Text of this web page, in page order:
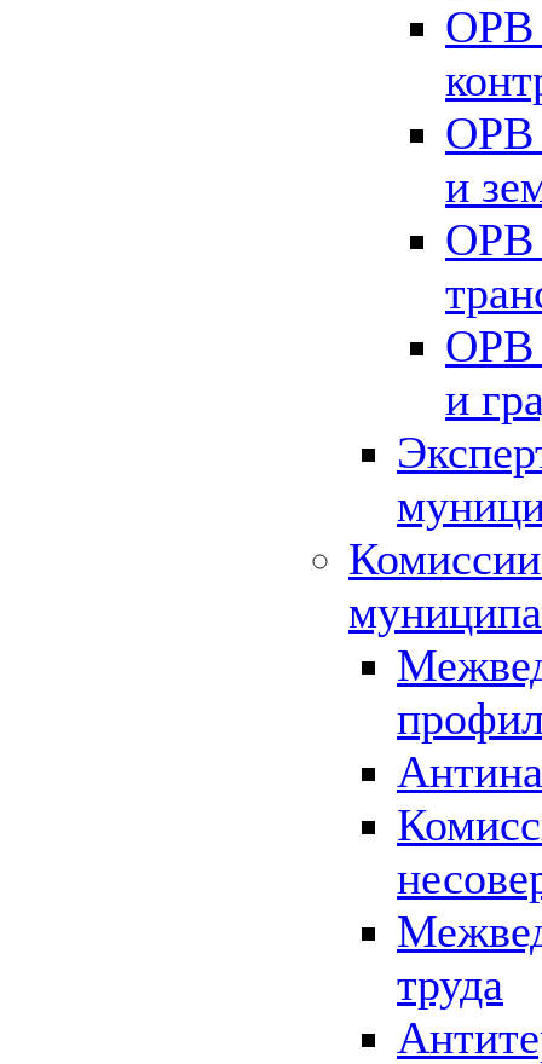
ОРВ
ОРВ
и
ОРВ
ОРВ
и
труда